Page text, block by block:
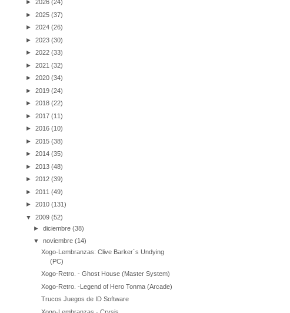
► 2026 (24)
► 2025 (37)
► 2024 (26)
► 2023 (30)
► 2022 (33)
► 2021 (32)
► 2020 (34)
► 2019 (24)
► 2018 (22)
► 2017 (11)
► 2016 (10)
► 2015 (38)
► 2014 (35)
► 2013 (48)
► 2012 (39)
► 2011 (49)
► 2010 (131)
▼ 2009 (52)
►diciembre(38)
▼noviembre(14)
Xogo-Lembranzas: Clive Barker´s Undying
(PC)
Xogo-Retro. - Ghost House (Master System)
Xogo-Retro. -Legend of Hero Tonma (Arcade)
Trucos Juegos de ID Software